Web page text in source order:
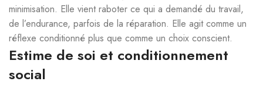
minimisation. Elle vient raboter ce qui a demandé du travail,
de l’endurance, parfois de la réparation. Elle agit comme un
réflexe conditionné plus que comme un choix conscient.
Estime de soi et conditionnement
social